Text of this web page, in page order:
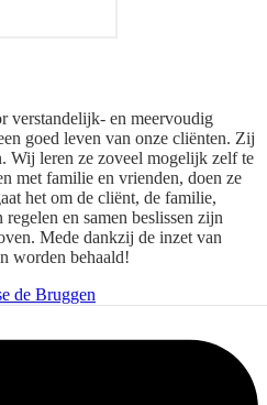
verstandelijk- en meervoudig
goed leven van onze cliënten. Zij
Wij leren ze zoveel mogelijk zelf te
met familie en vrienden, doen ze
het om de cliënt, de familie,
en samen beslissen zijn
Mede dankzij de inzet van
worden behaald!
de Bruggen